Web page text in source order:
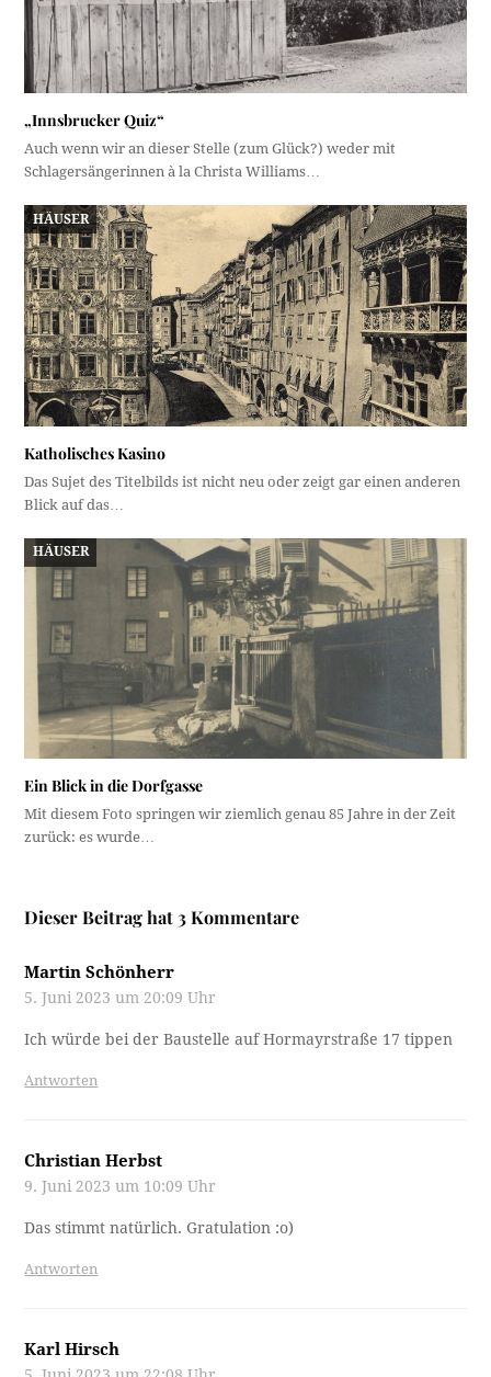
„Innsbrucker Quiz“
Auch wenn wir an dieser Stelle (zum Glück?) weder mit
Schlagersängerinnen à la Christa Williams…
HÄUSER
Katholisches Kasino
Das Sujet des Titelbilds ist nicht neu oder zeigt gar einen anderen
Blick auf das…
HÄUSER
Ein Blick in die Dorfgasse
Mit diesem Foto springen wir ziemlich genau 85 Jahre in der Zeit
zurück: es wurde…
Dieser Beitrag hat 3 Kommentare
Martin Schönherr
5. Juni 2023 um 20:09 Uhr
Ich würde bei der Baustelle auf Hormayrstraße 17 tippen
Antworten
Christian Herbst
9. Juni 2023 um 10:09 Uhr
Das stimmt natürlich. Gratulation :o)
Antworten
Karl Hirsch